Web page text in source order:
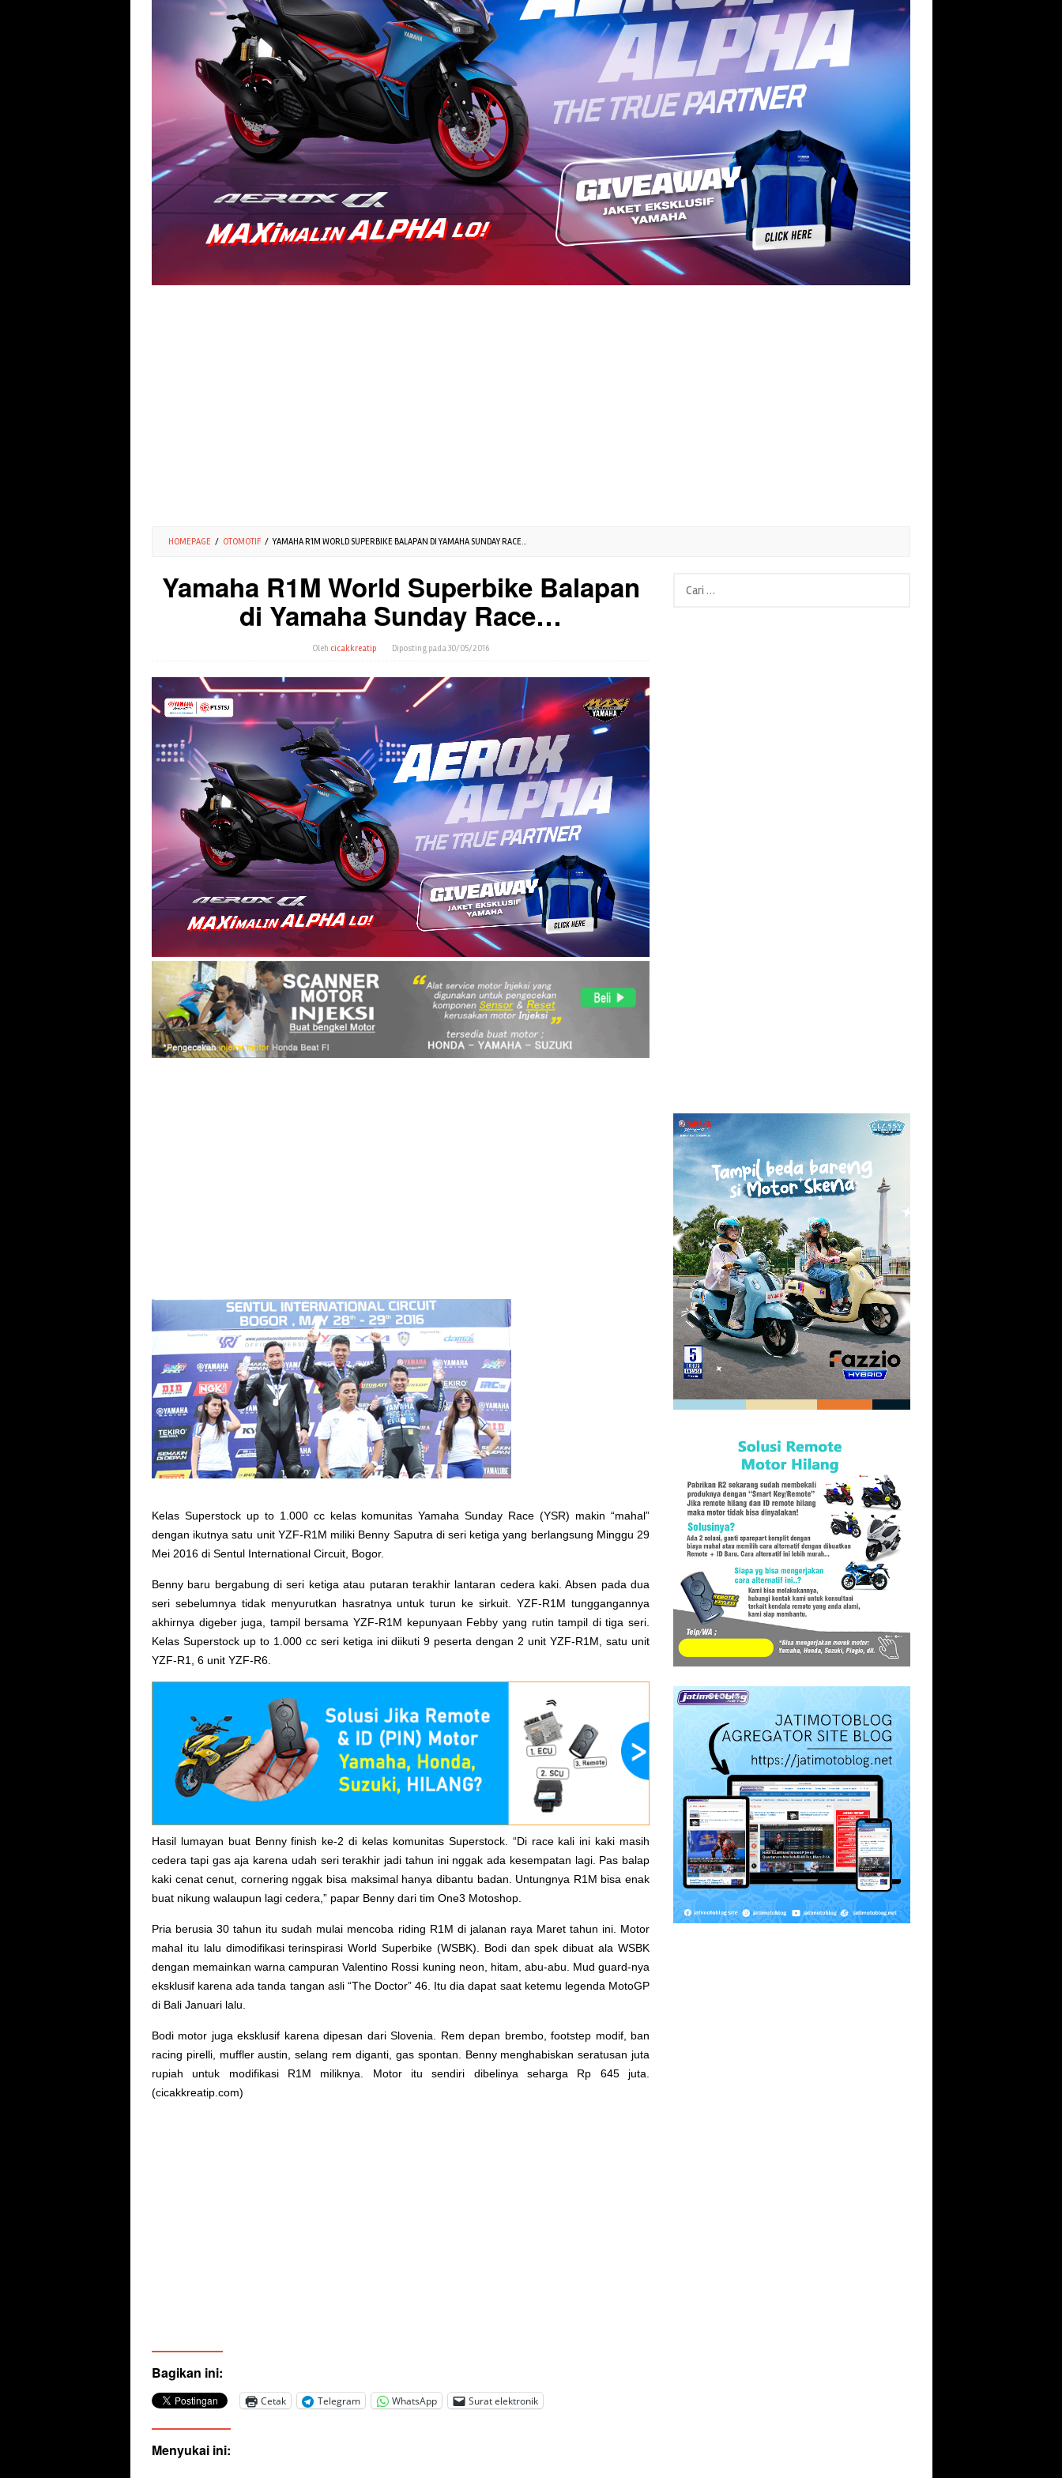
HOMEPAGE / OTOMOTIF / YAMAHA R1M WORLD SUPERBIKE BALAPAN DI YAMAHA SUNDAY RACE...
Yamaha R1M World Superbike Balapan
di Yamaha Sunday Race…
Oleh cicakkreatip Diposting pada30/05/2016
Kelas Superstock up to 1.000 cc kelas komunitas Yamaha Sunday Race (YSR) makin “mahal”
dengan ikutnya satu unit YZF-R1M miliki Benny Saputra di seri ketiga yang berlangsung Minggu 29
Mei 2016 di Sentul International Circuit, Bogor.
Benny baru bergabung di seri ketiga atau putaran terakhir lantaran cedera kaki. Absen pada dua
seri sebelumnya tidak menyurutkan hasratnya untuk turun ke sirkuit. YZF-R1M tunggangannya
akhirnya digeber juga, tampil bersama YZF-R1M kepunyaan Febby yang rutin tampil di tiga seri.
Kelas Superstock up to 1.000 cc seri ketiga ini diikuti 9 peserta dengan 2 unit YZF-R1M, satu unit
YZF-R1, 6 unit YZF-R6.
Hasil lumayan buat Benny finish ke-2 di kelas komunitas Superstock. “Di race kali ini kaki masih
cedera tapi gas aja karena udah seri terakhir jadi tahun ini nggak ada kesempatan lagi. Pas balap
kaki cenat cenut, cornering nggak bisa maksimal hanya dibantu badan. Untungnya R1M bisa enak
buat nikung walaupun lagi cedera,” papar Benny dari tim One3 Motoshop.
Pria berusia 30 tahun itu sudah mulai mencoba riding R1M di jalanan raya Maret tahun ini. Motor
mahal itu lalu dimodifikasi terinspirasi World Superbike (WSBK). Bodi dan spek dibuat ala WSBK
dengan memainkan warna campuran Valentino Rossi kuning neon, hitam, abu-abu. Mud guard-nya
eksklusif karena ada tanda tangan asli “The Doctor” 46. Itu dia dapat saat ketemu legenda MotoGP
di Bali Januari lalu.
Bodi motor juga eksklusif karena dipesan dari Slovenia. Rem depan brembo, footstep modif, ban
racing pirelli, muffler austin, selang rem diganti, gas spontan. Benny menghabiskan seratusan juta
rupiah untuk modifikasi R1M miliknya. Motor itu sendiri dibelinya seharga Rp 645 juta.
(cicakkreatip.com)
Bagikan ini:
Cetak Telegram WhatsApp Surat elektronik
Menyukai ini: